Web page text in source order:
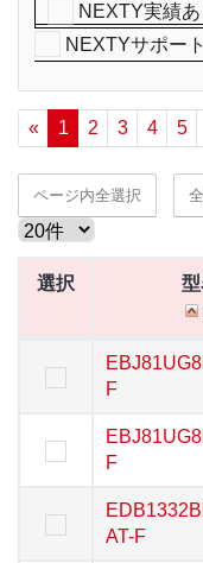
NEXTY実績
NEXTYサポー
« 1 2 3 4 5
ページ内全選択
選択 型
F
F
AT-F
選択 型
F
F
AT-F